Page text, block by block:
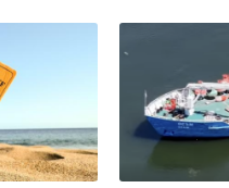
0%
1018 hPa
45%
0%
1017.33 hPa
0%
1017.54